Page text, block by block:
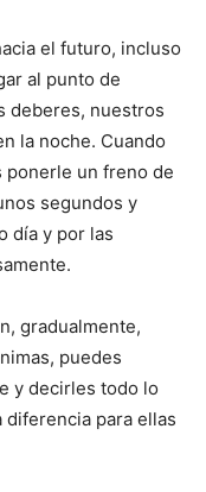
el futuro, incluso
al punto de
deberes, nuestros
la noche. Cuando
ponerle un freno de
segundos y
día y por las
gradualmente,
puedes
y decirles todo lo
para ellas